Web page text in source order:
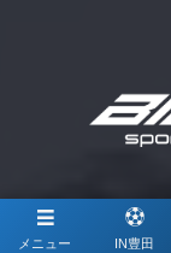
メニュー IN豊田